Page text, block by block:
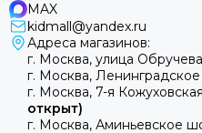
MAX
kidmall@yandex.ru
Адреса магазинов:
г. Москва, улица
г. Москва,
г. Москва, 7-я
открыт)
г. Москва, Аминьевское